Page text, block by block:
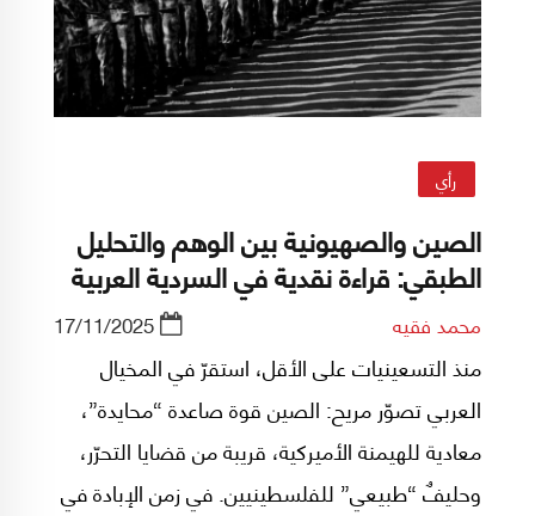
رأي
الصين والصهيونية بين الوهم والتحليل
الطبقي: قراءة نقدية في السردية العربية
محمد فقيه 17/11/2025
منذ التسعينيات على الأقل، استقرّ في المخيال
العربي تصوّر مريح: الصين قوة صاعدة “محايدة”،
معادية للهيمنة الأميركية، قريبة من قضايا التحرّر،
وحليفٌ “طبيعي” للفلسطينيين. في زمن الإبادة في